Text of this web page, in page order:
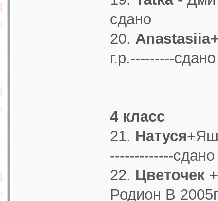
сдано
20.
г.р.---------сдано
4 класс
21. Натуся
-------------сдано
22. Цветочек+
Родион В